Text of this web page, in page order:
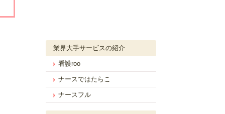
業界大手サービスの紹介
看護roo
ナースではたらこ
ナースフル